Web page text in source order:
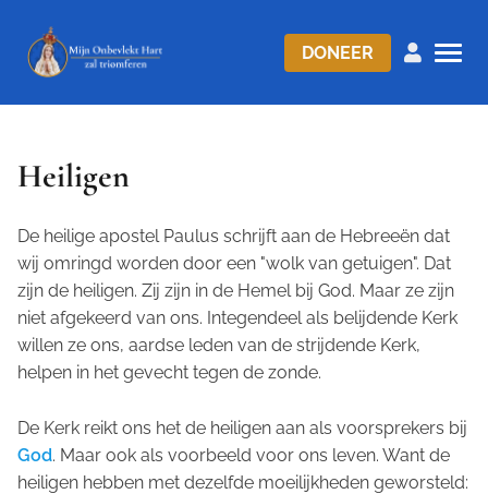
DONEER
Heiligen
De heilige apostel Paulus schrijft aan de Hebreeën dat
wij omringd worden door een "wolk van getuigen". Dat
zijn de heiligen. Zij zijn in de Hemel bij God. Maar ze zijn
niet afgekeerd van ons. Integendeel als belijdende Kerk
willen ze ons, aardse leden van de strijdende Kerk,
helpen in het gevecht tegen de zonde.
De Kerk reikt ons het de heiligen aan als voorsprekers bij
God. Maar ook als voorbeeld voor ons leven. Want de
heiligen hebben met dezelfde moeilijkheden geworsteld: